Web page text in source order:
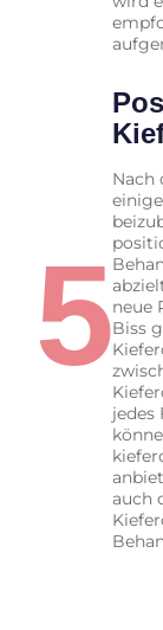
5
Nach
neue
Biss
jedes
auch